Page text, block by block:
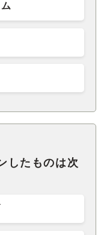
したものは次